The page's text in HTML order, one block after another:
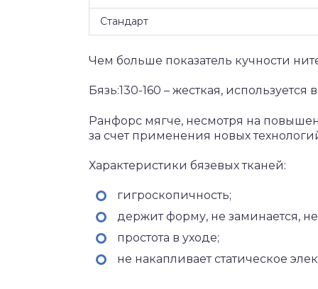
Стандарт
Чем больше показатель кучности
Бязь:130-160 – жесткая,
Ранфорс мягче, несмотря на
за счет применения новых
Характеристики бязевых тканей:
гигроскопичность;
держит форму, не заминается,
простота в уходе;
не накапливает статическое